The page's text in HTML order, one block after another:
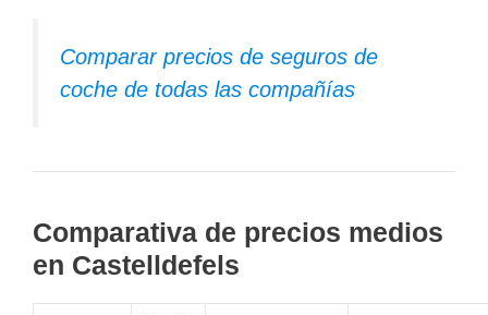
Comparar precios de seguros de
coche de todas las compañías
Comparativa de precios medios
en Castelldefels